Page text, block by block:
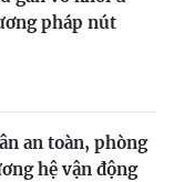
pháp nút
an toàn, phòng
hệ vận động